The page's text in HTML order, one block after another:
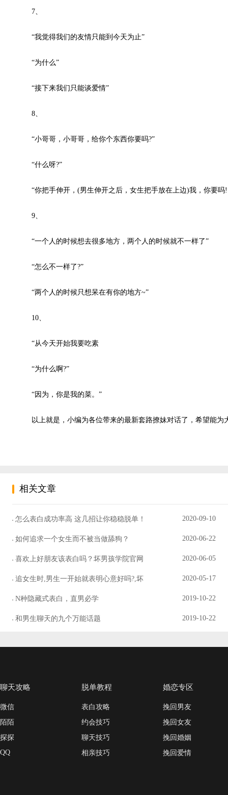
7、
“我觉得我们的友情只能到今天为止”
“为什么”
“接下来我们只能谈爱情”
8、
“小哥哥，小哥哥，给你个东西你要吗?”
“什么呀?”
“你把手伸开，(男生伸开之后，女生把手放在上边)我，你要吗
9、
“一个人的时候想去很多地方，两个人的时候就不一样了”
“怎么不一样了?”
“两个人的时候只想呆在有你的地方~”
10、
“从今天开始我要吃素
“为什么啊?”
“因为，你是我的菜。”
以上就是，小编为各位带来的最新套路撩妹对话了，希望能为
相关文章
怎么表白成功率高 这几招让你稳稳脱单！ 2020-09-10
如何追求一个女生而不被当做舔狗？ 2020-06-22
喜欢上好朋友该表白吗？坏男孩学院官网 2020-06-05
追女生时,男生一开始就表明心意好吗?,坏 2020-05-17
N种隐藏式表白，直男必学 2019-10-22
和男生聊天的九个万能话题 2019-10-22
聊天攻略
微信
陌陌
探探
QQ
脱单教程
表白攻略
约会技巧
聊天技巧
相亲技巧
婚恋专区
挽回男友
挽回女友
挽回婚姻
挽回爱情